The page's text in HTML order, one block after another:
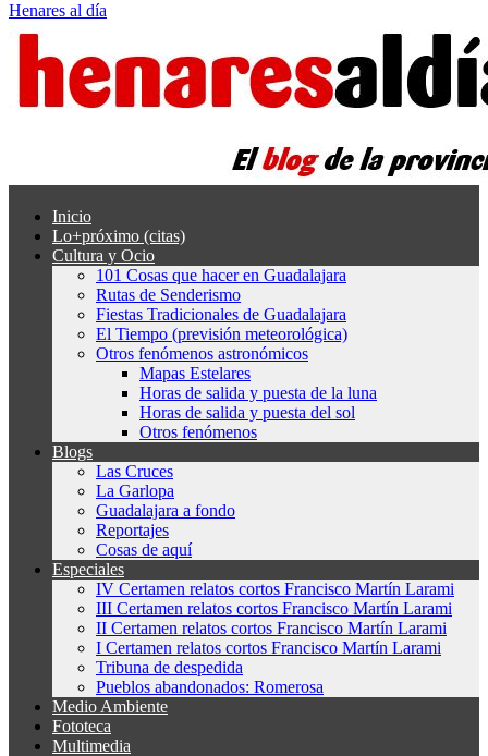
Henares al día
Inicio
Lo+próximo (citas)
Cultura y Ocio
101 Cosas que hacer en Guadalajara
Rutas de Senderismo
Fiestas Tradicionales de Guadalajara
El Tiempo (previsión meteorológica)
Otros fenómenos astronómicos
Mapas Estelares
Horas de salida y puesta de la luna
Horas de salida y puesta del sol
Otros fenómenos
Blogs
Las Cruces
La Garlopa
Guadalajara a fondo
Reportajes
Cosas de aquí
Especiales
IV Certamen relatos cortos Francisco Martín Larami
III Certamen relatos cortos Francisco Martín Larami
II Certamen relatos cortos Francisco Martín Larami
I Certamen relatos cortos Francisco Martín Larami
Tribuna de despedida
Pueblos abandonados: Romerosa
Medio Ambiente
Fototeca
Multimedia